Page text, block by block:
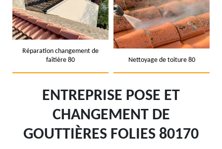
Réparation changement de
faîtière 80
Nettoyage de toiture 80
ENTREPRISE POSE ET
CHANGEMENT DE
GOUTTIÈRES FOLIES 80170